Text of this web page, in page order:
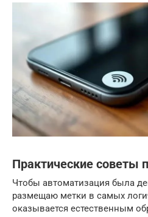
Практические советы
Чтобы автоматизация была
размещаю метки в самых
оказывается естественным